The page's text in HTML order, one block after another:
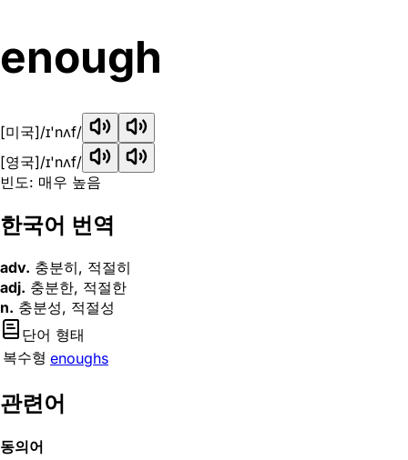
enough
[미국]/ɪ'nʌf/
[영국]/ɪ'nʌf/
빈도: 매우 높음
한국어 번역
adv. 충분히, 적절히
adj. 충분한, 적절한
n. 충분성, 적절성
단어 형태
복수형 enoughs
관련어
동의어